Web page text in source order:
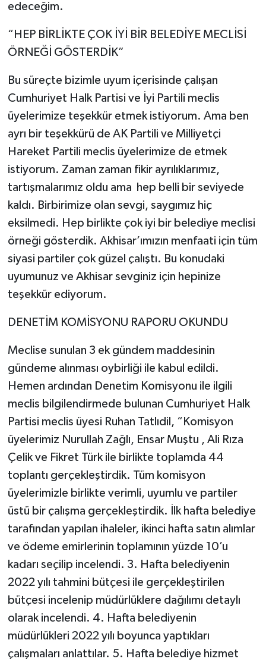
edeceğim.
“HEP BİRLİKTE ÇOK İYİ BİR BELEDİYE MECLİSİ
ÖRNEĞİ GÖSTERDİK”
Bu süreçte bizimle uyum içerisinde çalışan
Cumhuriyet Halk Partisi ve İyi Partili meclis
üyelerimize teşekkür etmek istiyorum. Ama ben
ayrı bir teşekkürü de AK Partili ve Milliyetçi
Hareket Partili meclis üyelerimize de etmek
istiyorum. Zaman zaman fikir ayrılıklarımız,
tartışmalarımız oldu ama hep belli bir seviyede
kaldı. Birbirimize olan sevgi, saygımız hiç
eksilmedi. Hep birlikte çok iyi bir belediye meclisi
örneği gösterdik. Akhisar’ımızın menfaati için tüm
siyasi partiler çok güzel çalıştı. Bu konudaki
uyumunuz ve Akhisar sevginiz için hepinize
teşekkür ediyorum.
DENETİM KOMİSYONU RAPORU OKUNDU
Meclise sunulan 3 ek gündem maddesinin
gündeme alınması oybirliği ile kabul edildi.
Hemen ardından Denetim Komisyonu ile ilgili
meclis bilgilendirmede bulunan Cumhuriyet Halk
Partisi meclis üyesi Ruhan Tatlıdil, “Komisyon
üyelerimiz Nurullah Zağlı, Ensar Muştu , Ali Rıza
Çelik ve Fikret Türk ile birlikte toplamda 44
toplantı gerçekleştirdik. Tüm komisyon
üyelerimizle birlikte verimli, uyumlu ve partiler
üstü bir çalışma gerçekleştirdik. İlk hafta belediye
tarafından yapılan ihaleler, ikinci hafta satın alımlar
ve ödeme emirlerinin toplamının yüzde 10’u
kadarı seçilip incelendi. 3. Hafta belediyenin
2022 yılı tahmini bütçesi ile gerçekleştirilen
bütçesi incelenip müdürlüklere dağılımı detaylı
olarak incelendi. 4. Hafta belediyenin
müdürlükleri 2022 yılı boyunca yaptıkları
çalışmaları anlattılar. 5. Hafta belediye hizmet